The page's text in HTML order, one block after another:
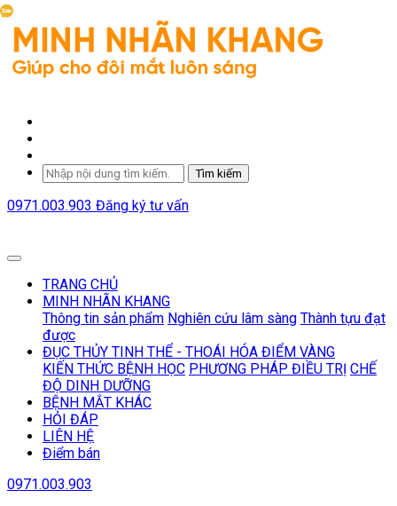
Tìm kiếm
0971.003.903 Đăng ký tư vấn
TRANG CHỦ
MINH NHÃN KHANG
Thông tin sản phẩm Nghiên cứu lâm sàng Thành tựu đạt
được
ĐỤC THỦY TINH THỂ - THOÁI HÓA ĐIỂM VÀNG
KIẾN THỨC BỆNH HỌC PHƯƠNG PHÁP ĐIỀU TRỊ CHẾ
ĐỘ DINH DƯỠNG
BỆNH MẮT KHÁC
HỎI ĐÁP
LIÊN HỆ
Điểm bán
0971.003.903